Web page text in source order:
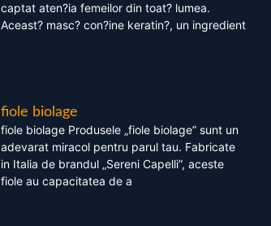
captat aten?ia femeilor din toat? lumea.
Aceast? masc? con?ine keratin?, un ingredient
fiole biolage
fiole biolage Produsele „fiole biolage” sunt un
adevarat miracol pentru parul tau. Fabricate
in Italia de brandul „Sereni Capelli”, aceste
fiole au capacitatea de a